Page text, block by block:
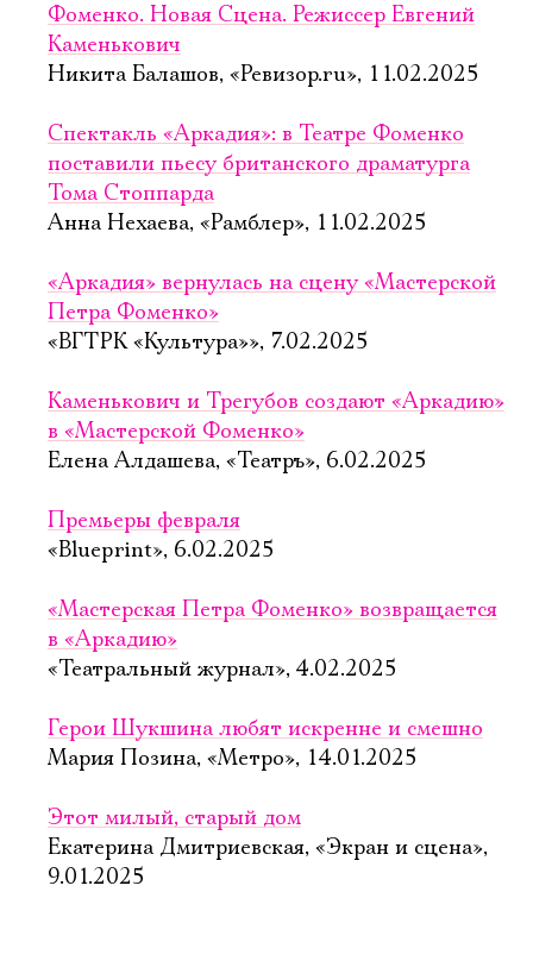
Фоменко. Новая Сцена. Режиссер Евгений
Каменькович
Никита Балашов, «Ревизор.ru», 11.02.2025
Спектакль «Аркадия»: в Театре Фоменко
поставили пьесу британского драматурга
Тома Стоппарда
Анна Нехаева, «Рамблер», 11.02.2025
«Аркадия» вернулась на сцену «Мастерской
Петра Фоменко»
«ВГТРК «Культура»», 7.02.2025
Каменькович и Трегубов создают «Аркадию»
в «Мастерской Фоменко»
Елена Алдашева, «Театръ», 6.02.2025
Премьеры февраля
«Blueprint», 6.02.2025
«Мастерская Петра Фоменко» возвращается
в «Аркадию»
«Театральный журнал», 4.02.2025
Герои Шукшина любят искренне и смешно
Мария Позина, «Метро», 14.01.2025
Этот милый, старый дом
Екатерина Дмитриевская, «Экран и сцена»,
9.01.2025